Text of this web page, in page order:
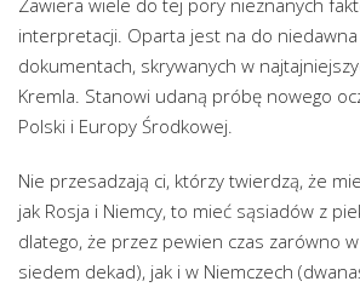
Zawiera wiele do tej pory nieznanych
interpretacji. Oparta jest na do
dokumentach, skrywanych w
Kremla. Stanowi udaną próbę nowego
Polski i Europy Środkowej.
Nie przesadzają ci, którzy twierdzą, że
jak Rosja i Niemcy, to mieć sąsiadów z
dlatego, że przez pewien czas zarówno
siedem dekad), jak i w Niemczech